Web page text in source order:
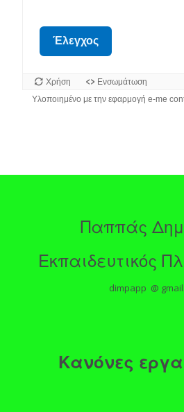
Παππάς
Εκπαιδευτικός
dimpapp @
Κανόνες